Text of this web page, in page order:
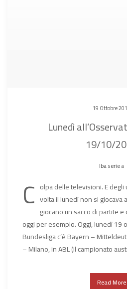
19 Ottobre
Lunedì
19/10/
lba serie a
C olpa delle televisioni. E degli
volta il lunedì non si giocava
giocano un sacco di partite
oggi per esempio. Oggi, lunedì 19
Bundesliga c’è Bayern –
– Milano, in ABL (il campionato
Read More